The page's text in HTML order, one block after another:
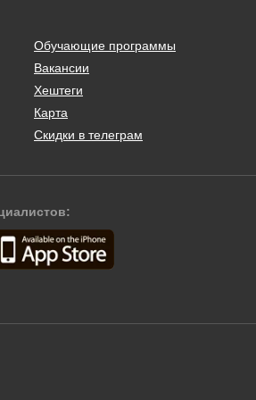
Обучающие программы
Вакансии
Хештеги
Карта
Скидки в телеграм